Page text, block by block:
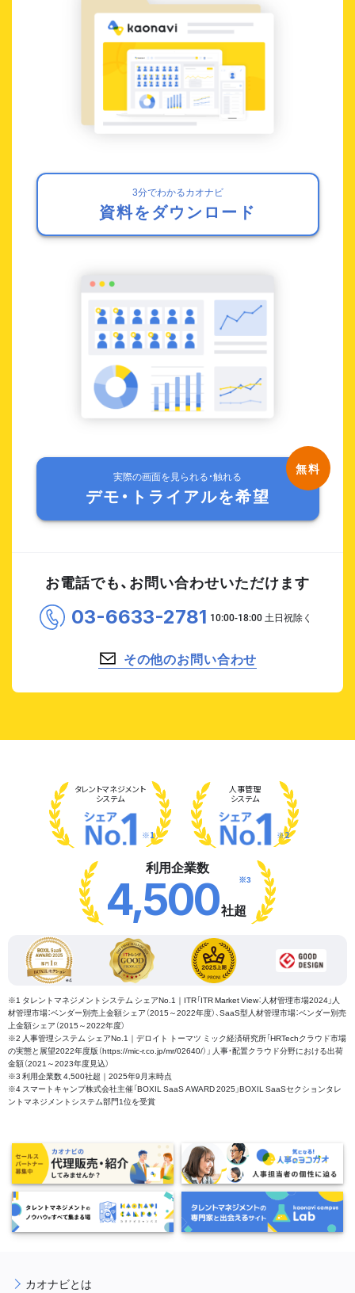
3分でわかるカオナビ
資料をダウンロード
実際の画面を見られる・触れる
デモ・トライアルを希望
お電話でも、お問い合わせいただけます
03-6633-2781
その他のお問い合わせ
タレントマネジメント
システム
※1
人事管理
システム
※2
利用企業数
4,500社超
※3
※1 タレントマネジメントシステム シェアNo.1｜ITR「ITR Market View：人材管理市場2024」人
材管理市場：ベンダー別売上金額シェア（2015～2022年度）、SaaS型人材管理市場：ベンダー別売
上金額シェア（2015～2022年度）
※2 人事管理システム シェアNo.1｜デロイト トーマツ ミック経済研究所「HRTechクラウド市場
の実態と展望2022年度版（https://mic-r.co.jp/mr/02640/）」 人事・配置クラウド分野における出荷
金額（2021～2023年度見込）
※3 利用企業数 4,500社超｜2025年9月末時点
※4 スマートキャンプ株式会社主催「BOXIL SaaS AWARD 2025」BOXIL SaaSセクションタレ
ントマネジメントシステム部門1位を受賞
カオナビとは